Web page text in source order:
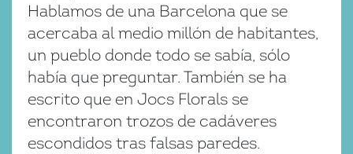
Hablamos de una Barcelona que se
acercaba al medio millón de habitantes,
un pueblo donde todo se sabía, sólo
había que preguntar. También se ha
escrito que en Jocs Florals se
encontraron trozos de cadáveres
escondidos tras falsas paredes.